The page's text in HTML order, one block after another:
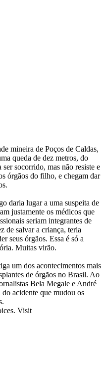
mineira de Poços de Caldas,
queda de dez metros, do
socorrido, mas não resiste e
órgãos do filho, e chegam dar
daria lugar a uma suspeita de
justamente os médicos que
seriam integrantes de
de salvar a criança, teria
seus órgãos. Essa é só a
Muitas virão.
um dos acontecimentos mais
de órgãos no Brasil. Ao
Bela Megale e André
acidente que mudou os
Visit